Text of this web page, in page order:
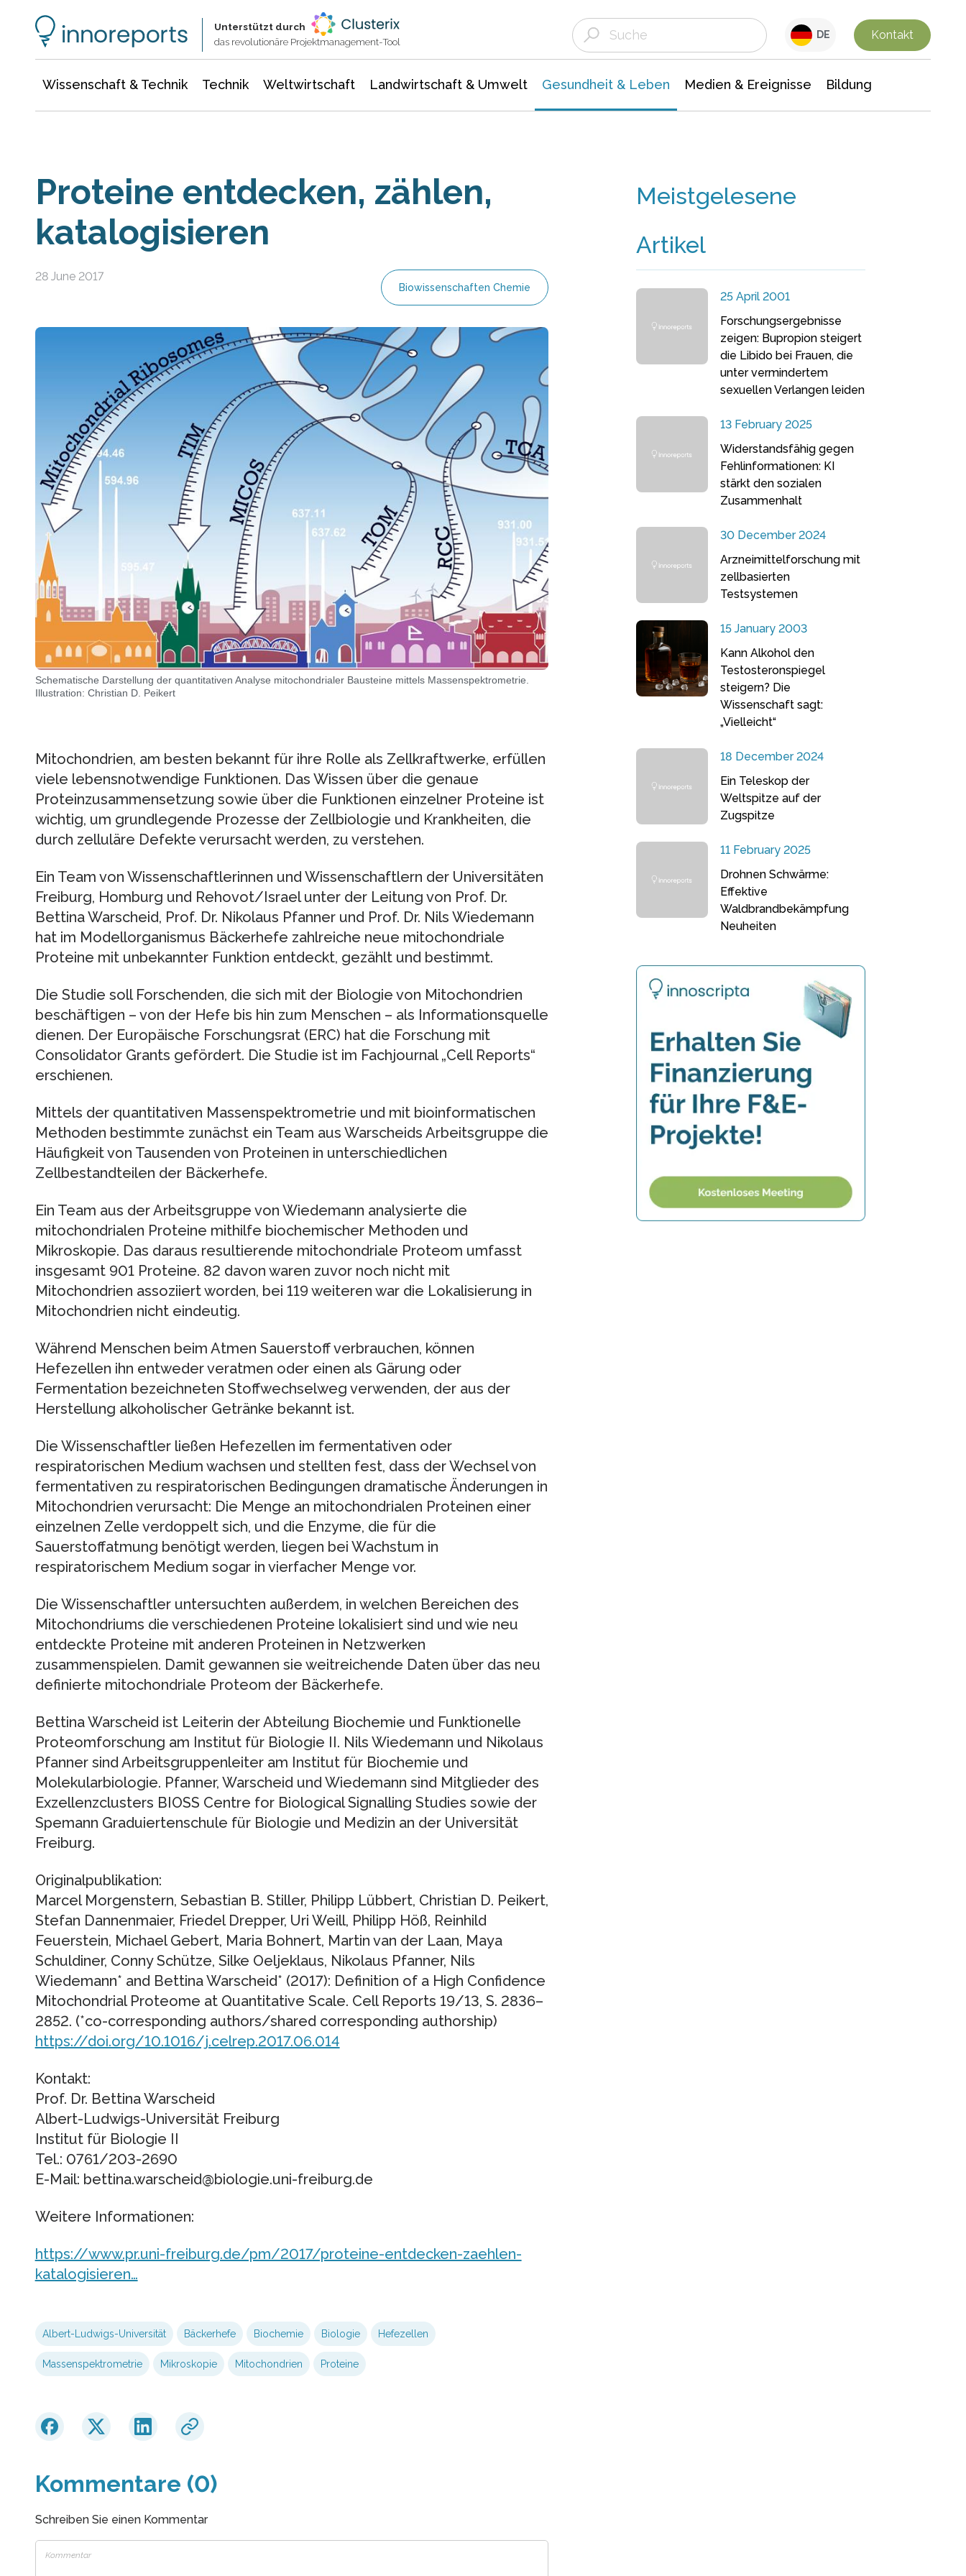
Unterstützt durch
das revolutionäre Projektmanagement-Tool
DE Kontakt
Wissenschaft & Technik Technik Weltwirtschaft Landwirtschaft & Umwelt Gesundheit & Leben Medien & Ereignisse Bildung
Proteine entdecken, zählen,
katalogisieren
28 June 2017
Biowissenschaften Chemie
Schematische Darstellung der quantitativen Analyse mitochondrialer Bausteine mittels Massenspektrometrie.
Illustration: Christian D. Peikert
Mitochondrien, am besten bekannt für ihre Rolle als Zellkraftwerke, erfüllen
viele lebensnotwendige Funktionen. Das Wissen über die genaue
Proteinzusammensetzung sowie über die Funktionen einzelner Proteine ist
wichtig, um grundlegende Prozesse der Zellbiologie und Krankheiten, die
durch zelluläre Defekte verursacht werden, zu verstehen.
Ein Team von Wissenschaftlerinnen und Wissenschaftlern der Universitäten
Freiburg, Homburg und Rehovot/Israel unter der Leitung von Prof. Dr.
Bettina Warscheid, Prof. Dr. Nikolaus Pfanner und Prof. Dr. Nils Wiedemann
hat im Modellorganismus Bäckerhefe zahlreiche neue mitochondriale
Proteine mit unbekannter Funktion entdeckt, gezählt und bestimmt.
Die Studie soll Forschenden, die sich mit der Biologie von Mitochondrien
beschäftigen – von der Hefe bis hin zum Menschen – als Informationsquelle
dienen. Der Europäische Forschungsrat (ERC) hat die Forschung mit
Consolidator Grants gefördert. Die Studie ist im Fachjournal „Cell Reports“
erschienen.
Mittels der quantitativen Massenspektrometrie und mit bioinformatischen
Methoden bestimmte zunächst ein Team aus Warscheids Arbeitsgruppe die
Häufigkeit von Tausenden von Proteinen in unterschiedlichen
Zellbestandteilen der Bäckerhefe.
Ein Team aus der Arbeitsgruppe von Wiedemann analysierte die
mitochondrialen Proteine mithilfe biochemischer Methoden und
Mikroskopie. Das daraus resultierende mitochondriale Proteom umfasst
insgesamt 901 Proteine. 82 davon waren zuvor noch nicht mit
Mitochondrien assoziiert worden, bei 119 weiteren war die Lokalisierung in
Mitochondrien nicht eindeutig.
Während Menschen beim Atmen Sauerstoff verbrauchen, können
Hefezellen ihn entweder veratmen oder einen als Gärung oder
Fermentation bezeichneten Stoffwechselweg verwenden, der aus der
Herstellung alkoholischer Getränke bekannt ist.
Die Wissenschaftler ließen Hefezellen im fermentativen oder
respiratorischen Medium wachsen und stellten fest, dass der Wechsel von
fermentativen zu respiratorischen Bedingungen dramatische Änderungen in
Mitochondrien verursacht: Die Menge an mitochondrialen Proteinen einer
einzelnen Zelle verdoppelt sich, und die Enzyme, die für die
Sauerstoffatmung benötigt werden, liegen bei Wachstum in
respiratorischem Medium sogar in vierfacher Menge vor.
Die Wissenschaftler untersuchten außerdem, in welchen Bereichen des
Mitochondriums die verschiedenen Proteine lokalisiert sind und wie neu
entdeckte Proteine mit anderen Proteinen in Netzwerken
zusammenspielen. Damit gewannen sie weitreichende Daten über das neu
definierte mitochondriale Proteom der Bäckerhefe.
Bettina Warscheid ist Leiterin der Abteilung Biochemie und Funktionelle
Proteomforschung am Institut für Biologie II. Nils Wiedemann und Nikolaus
Pfanner sind Arbeitsgruppenleiter am Institut für Biochemie und
Molekularbiologie. Pfanner, Warscheid und Wiedemann sind Mitglieder des
Exzellenzclusters BIOSS Centre for Biological Signalling Studies sowie der
Spemann Graduiertenschule für Biologie und Medizin an der Universität
Freiburg.
Originalpublikation:
Marcel Morgenstern, Sebastian B. Stiller, Philipp Lübbert, Christian D. Peikert,
Stefan Dannenmaier, Friedel Drepper, Uri Weill, Philipp Höß, Reinhild
Feuerstein, Michael Gebert, Maria Bohnert, Martin van der Laan, Maya
Schuldiner, Conny Schütze, Silke Oeljeklaus, Nikolaus Pfanner, Nils
Wiedemann* and Bettina Warscheid* (2017): Definition of a High Confidence
Mitochondrial Proteome at Quantitative Scale. Cell Reports 19/13, S. 2836–
2852. (*co-corresponding authors/shared corresponding authorship)
https://doi.org/10.1016/j.celrep.2017.06.014
Kontakt:
Prof. Dr. Bettina Warscheid
Albert-Ludwigs-Universität Freiburg
Institut für Biologie II
Tel.: 0761/203-2690
E-Mail: bettina.warscheid@biologie.uni-freiburg.de
Weitere Informationen:
https://www.pr.uni-freiburg.de/pm/2017/proteine-entdecken-zaehlen-
katalogisieren…
Albert-Ludwigs-Universität Bäckerhefe Biochemie Biologie Hefezellen
Massenspektrometrie Mikroskopie Mitochondrien Proteine
Kommentare (0)
Schreiben Sie einen Kommentar
Meistgelesene
Artikel
25 April 2001
Forschungsergebnisse
zeigen: Bupropion steigert
die Libido bei Frauen, die
unter vermindertem
sexuellen Verlangen leiden
13 February 2025
Widerstandsfähig gegen
Fehlinformationen: KI
stärkt den sozialen
Zusammenhalt
30 December 2024
Arzneimittelforschung mit
zellbasierten
Testsystemen
15 January 2003
Kann Alkohol den
Testosteronspiegel
steigern? Die
Wissenschaft sagt:
„Vielleicht“
18 December 2024
Ein Teleskop der
Weltspitze auf der
Zugspitze
11 February 2025
Drohnen Schwärme:
Effektive
Waldbrandbekämpfung
Neuheiten